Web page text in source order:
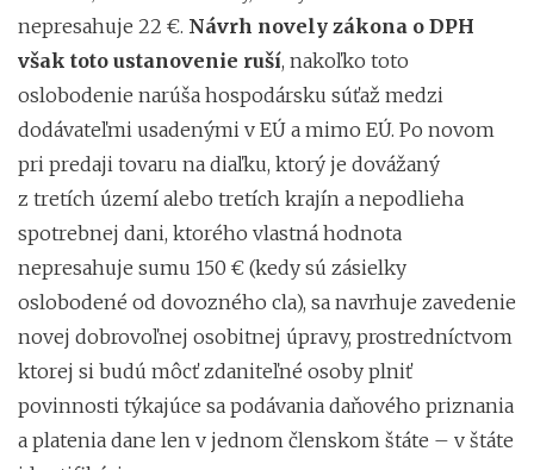
nepresahuje 22 €. Návrh novely zákona o DPH
však toto ustanovenie ruší, nakoľko toto
oslobodenie narúša hospodársku súťaž medzi
dodávateľmi usadenými v EÚ a mimo EÚ. Po novom
pri predaji tovaru na diaľku, ktorý je dovážaný
z tretích území alebo tretích krajín a nepodlieha
spotrebnej dani, ktorého vlastná hodnota
nepresahuje sumu 150 € (kedy sú zásielky
oslobodené od dovozného cla), sa navrhuje zavedenie
novej dobrovoľnej osobitnej úpravy, prostredníctvom
ktorej si budú môcť zdaniteľné osoby plniť
povinnosti týkajúce sa podávania daňového priznania
a platenia dane len v jednom členskom štáte – v štáte